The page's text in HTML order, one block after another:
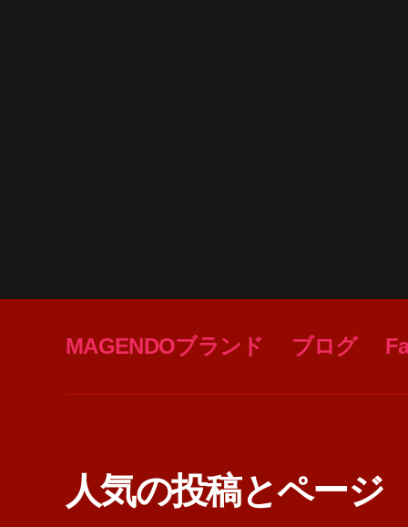
MAGENDOブランド ブログ
人気の投稿とページ